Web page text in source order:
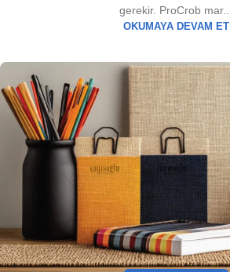
gerekir. ProCrob mar...
OKUMAYA DEVAM ET